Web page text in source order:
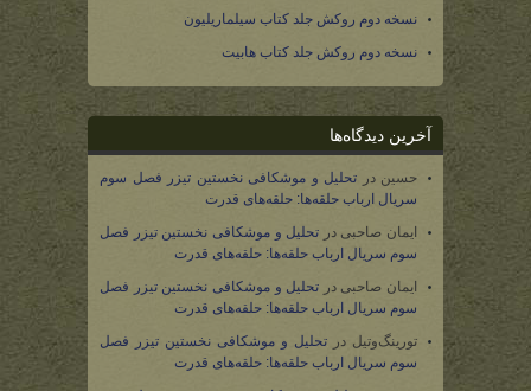
نسخه دوم روکش جلد کتاب سیلماریلیون
نسخه دوم روکش جلد کتاب هابیت
آخرین دیدگاه‌ها
حسین در تحلیل و موشکافی نخستین تیزر فصل سوم
سریال ارباب حلقه‌ها: حلقه‌های قدرت
ایمان صاحبی در تحلیل و موشکافی نخستین تیزر فصل
سوم سریال ارباب حلقه‌ها: حلقه‌های قدرت
ایمان صاحبی در تحلیل و موشکافی نخستین تیزر فصل
سوم سریال ارباب حلقه‌ها: حلقه‌های قدرت
تورینگ‌وتیل در تحلیل و موشکافی نخستین تیزر فصل
سوم سریال ارباب حلقه‌ها: حلقه‌های قدرت